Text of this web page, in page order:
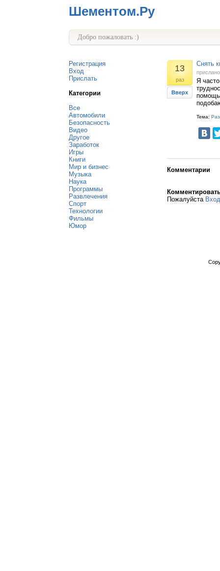
Шементом.Ру
Добро пожаловать :)
Регистрация
Вход
Прислать
Категории
Все
Автомобили
Безопасность
Видео
Другое
Заработок
Игры
Книги
Мир и бизнес
Музыка
Наука
Программы
Развлечения
Спорт
Технологии
Фильмы
Юмор
13
раз
Вверх
Снять
Я
Тема:
Комментарии
Пожалуйста Вход